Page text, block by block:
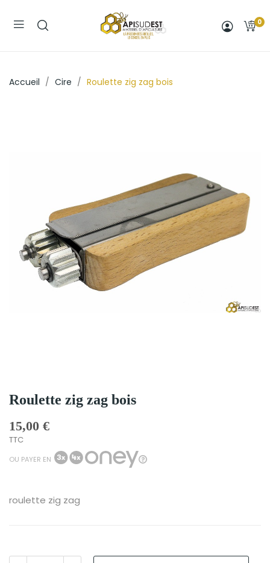
0
Accueil Cire Roulette zig zag bois
Roulette zig zag bois
15,00 €
TTC
OU PAYER EN
roulette zig zag